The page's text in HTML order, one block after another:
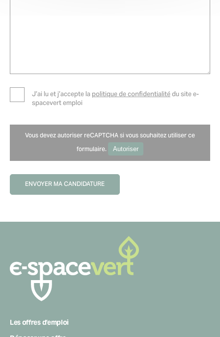
J’ai lu et j’accepte lapolitique de confidentialitédu site e-
spacevert emploi
Vous devez autoriser reCAPTCHA si vous souhaitez utiliser ce
formulaire.
Autoriser
ENVOYER MA CANDIDATURE
Les offres d’emploi